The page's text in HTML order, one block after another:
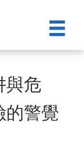
與危
警覺